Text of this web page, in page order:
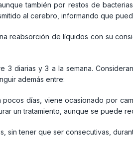
también por restos de
al cerebro, informando que
reabsorción de líquidos con su
diarias y 3 a la semana.
además entre:
días, viene ocasionado por
un tratamiento, aunque se puede
sin tener que ser consecutivas,